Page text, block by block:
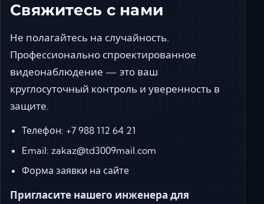
Свяжитесь с нами
Не полагайтесь на случайность.
Профессионально спроектированное
видеонаблюдение — это ваш
круглосуточный контроль и уверенность в
защите.
Телефон: +7 988 112 64 21
Email: zakaz@td3009mail.com
Форма заявки на сайте
Пригласите нашего инженера для